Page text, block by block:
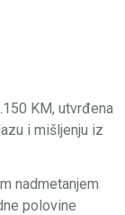
KM, utvrđena
i mišljenju iz
nadmetanjem
polovine